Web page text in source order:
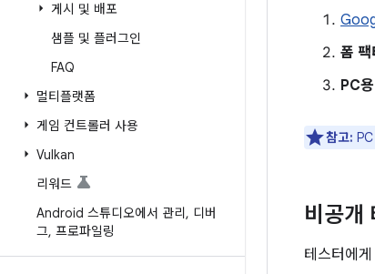
게시 및 배포
샘플 및 플러그인
FAQ
멀티플랫폼
게임 컨트롤러 사용
Vulkan
리워드
Android 스튜디오에서 관리, 디버
그, 프로파일링
폼 팩
PC
참고:
비공개
테스터에